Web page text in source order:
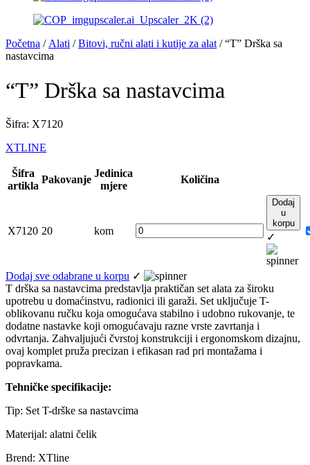
Početna / Alati /Bitovi, ručni alati i kutije za alat / “T” Drška sa
nastavcima
“T” Drška sa nastavcima
Šifra: X 7120
XTLINE
Šifra
artikla
Pakovanje
Jedinica
mjere
Količina
X7120 20 kom
Dodaj
u
korpu
✓
Dodaj sve odabrane u korpu ✓
T drška sa nastavcima predstavlja praktičan set alata za široku
upotrebu u domaćinstvu, radionici ili garaži. Set uključuje T-
oblikovanu ručku koja omogućava stabilno i udobno rukovanje, te
dodatne nastavke koji omogućavaju razne vrste zavrtanja i
odvrtanja. Zahvaljujući čvrstoj konstrukciji i ergonomskom dizajnu,
ovaj komplet pruža precizan i efikasan rad pri montažama i
popravkama.
Tehničke specifikacije:
Tip: Set T-drške sa nastavcima
Materijal: alatni čelik
Brend: XTline